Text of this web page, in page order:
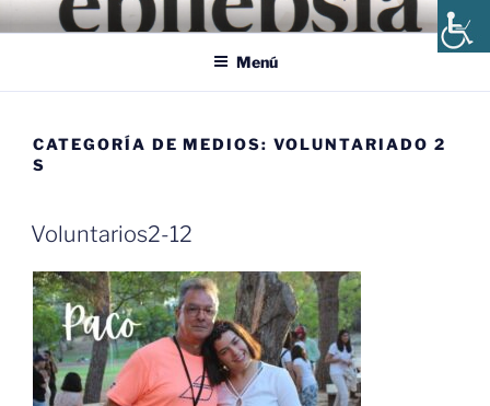
Saltar
al
ÁPICE, ASOCIACIÓN
ANDALUZA DE EPILEPSIA
Ápice, Asociación Andaluza de Epilepsia y Enfermedades Afines
Menú
CATEGORÍA DE MEDIOS:VOLUNTARIADO 2
S
Voluntarios2-12